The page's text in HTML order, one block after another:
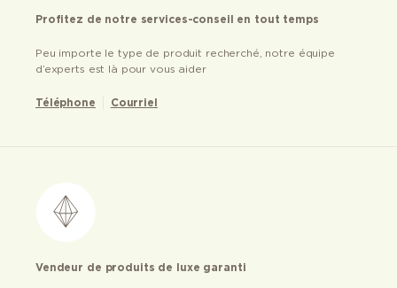
Profitez de notre services-conseil en tout temps
Peu importe le type de produit recherché, notre équipe
d’experts est là pour vous aider
Téléphone Courriel
Vendeur de produits de luxe garanti